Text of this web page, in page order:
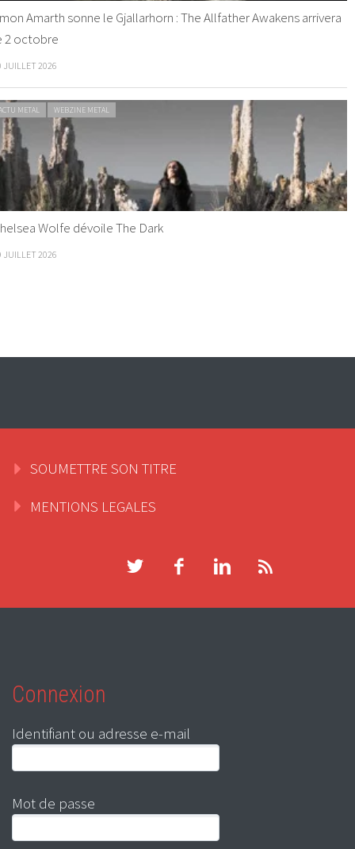
Amarth sonne le Gjallarhorn : The Allfather Awakens arrivera
2 octobre
JUILLET 2026
METAL WEBZINE METAL
Wolfe dévoile The Dark
JUILLET 2026
SOUMETTRE SON TITRE
MENTIONS LEGALES
Connexion
Identifiant ou adresse e-mail
Mot de passe